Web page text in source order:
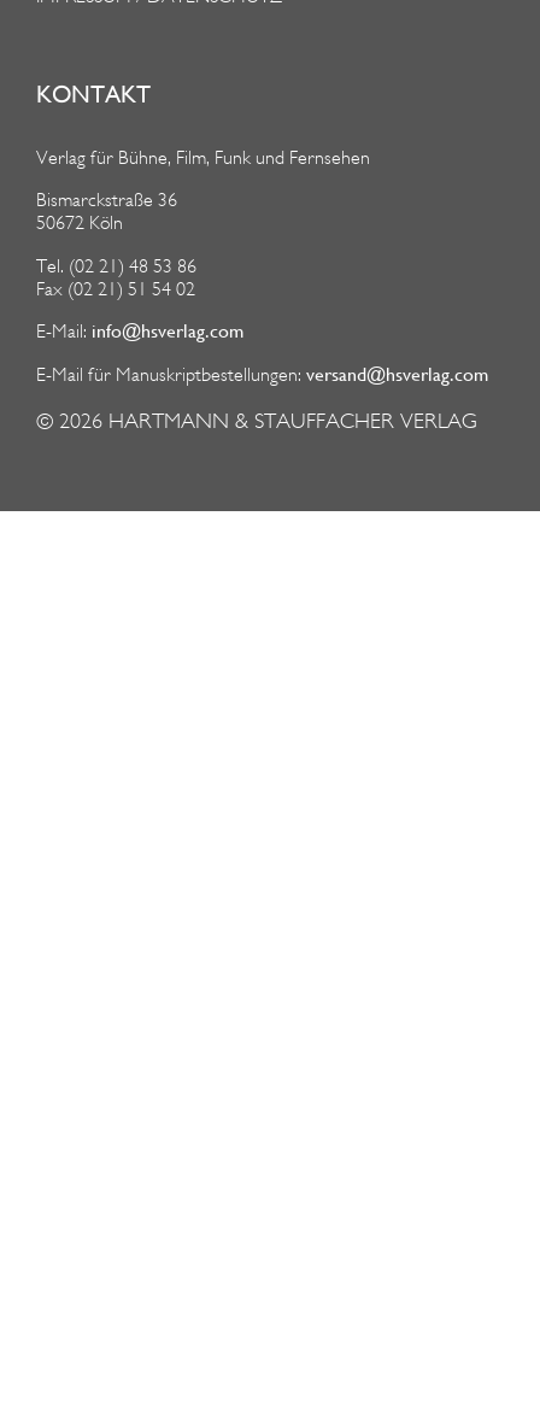
KONTAKT
Verlag für Bühne, Film, Funk und Fernsehen
Bismarckstraße 36
50672 Köln
Tel. (02 21) 48 53 86
Fax (02 21) 51 54 02
E-Mail: info@hsverlag.com
E-Mail für Manuskriptbestellungen: versand@hsverlag.com
© 2026 HARTMANN & STAUFFACHER VERLAG